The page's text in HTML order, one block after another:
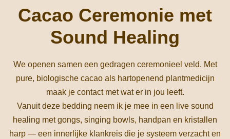
Cacao Ceremonie met
Sound Healing
We openen samen een gedragen ceremonieel veld. Met
pure, biologische cacao als hartopenend plantmedicijn
maak je contact met wat er in jou leeft.
Vanuit deze bedding neem ik je mee in een live sound
healing met gongs, singing bowls, handpan en kristallen
harp — een innerlijke klankreis die je systeem verzacht en